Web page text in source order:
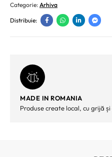
Categorie: Arhiva
Distribuie:
MADE IN ROMANIA
Produse create local, cu grijă